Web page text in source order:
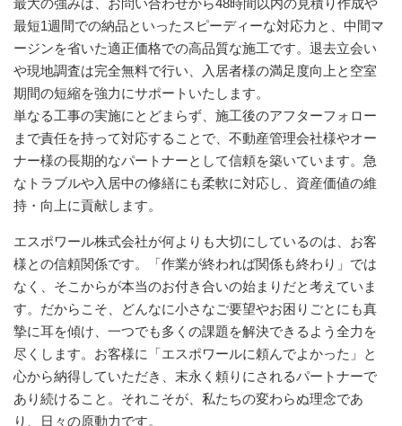
最大の強みは、お問い合わせから48時間以内の見積り作成や
最短1週間での納品といったスピーディーな対応力と、中間マ
ージンを省いた適正価格での高品質な施工です。退去立会い
や現地調査は完全無料で行い、入居者様の満足度向上と空室
期間の短縮を強力にサポートいたします。
単なる工事の実施にとどまらず、施工後のアフターフォロー
まで責任を持って対応することで、不動産管理会社様やオー
ナー様の長期的なパートナーとして信頼を築いています。急
なトラブルや入居中の修繕にも柔軟に対応し、資産価値の維
持・向上に貢献します。
エスポワール株式会社が何よりも大切にしているのは、お客
様との信頼関係です。「作業が終われば関係も終わり」では
なく、そこからが本当のお付き合いの始まりだと考えていま
す。だからこそ、どんなに小さなご要望やお困りごとにも真
摯に耳を傾け、一つでも多くの課題を解決できるよう全力を
尽くします。お客様に「エスポワールに頼んでよかった」と
心から納得していただき、末永く頼りにされるパートナーで
あり続けること。それこそが、私たちの変わらぬ理念であ
り、日々の原動力です。